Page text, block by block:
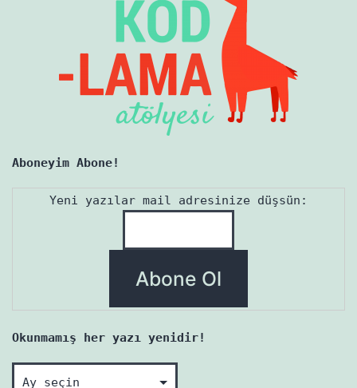
Aboneyim Abone!
Yeni yazılar mail adresinize düşsün:
Okunmamış her yazı yenidir!
Okunmamış